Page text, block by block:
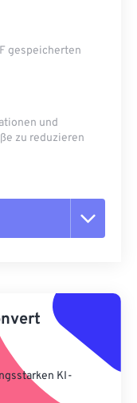
​​gespeicherten
und
zu reduzieren
KI-